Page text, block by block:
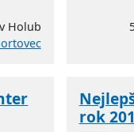
Holub
rok